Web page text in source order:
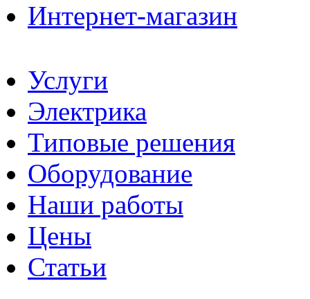
Интернет-магазин
Услуги
Электрика
Типовые решения
Оборудование
Наши работы
Цены
Статьи